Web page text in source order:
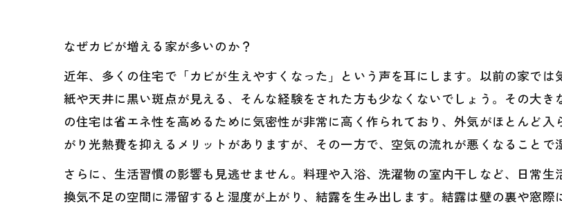
なぜカビが増える家が多いのか？
近年、多くの住宅で「カビが生えやすくなった」という声を耳にします。以前の家で
紙や天井に黒い斑点が見える、そんな経験をされた方も少なくないでしょう。その大
の住宅は省エネ性を高めるために気密性が非常に高く作られており、外気がほとんど
がり光熱費を抑えるメリットがありますが、その一方で、空気の流れが悪くなることで
さらに、生活習慣の影響も見逃せません。料理や入浴、洗濯物の室内干しなど、日常
換気不足の空間に滞留すると湿度が上がり、結露を生み出します。結露は壁の裏や窓